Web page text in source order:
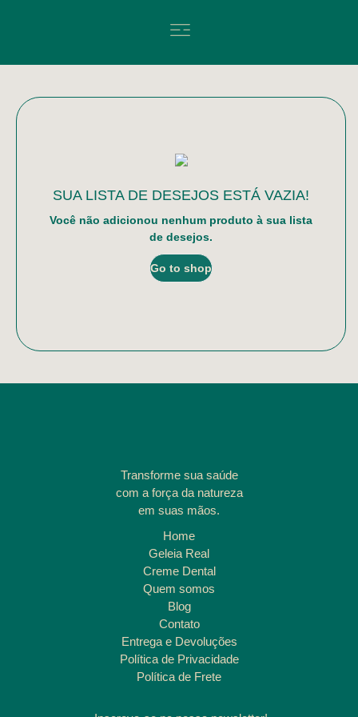
SUA LISTA DE DESEJOS ESTÁ VAZIA!
Você não adicionou nenhum produto à sua lista
de desejos.
Go to shop
Transforme sua saúde
com a força da natureza
em suas mãos.
Home
Geleia Real
Creme Dental
Quem somos
Blog
Contato
Entrega e Devoluções
Política de Privacidade
Política de Frete